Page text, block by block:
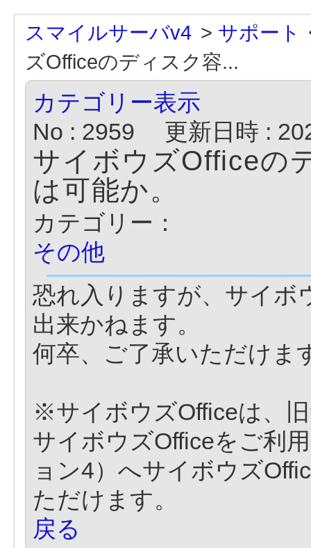
スマイルサーバv4 > サポート
ズOfficeのディスク容...
カテゴリー表示
No : 2959
更新日時 :
サイボウズOfficeの
は可能か。
カテゴリー：
その他
恐れ入りますが、サイボ
出来かねます。
何卒、ご了承いただけま
※サイボウズOfficeは、
サイボウズOfficeをご利
ョン4）へサイボウズ
ただけます。
戻る